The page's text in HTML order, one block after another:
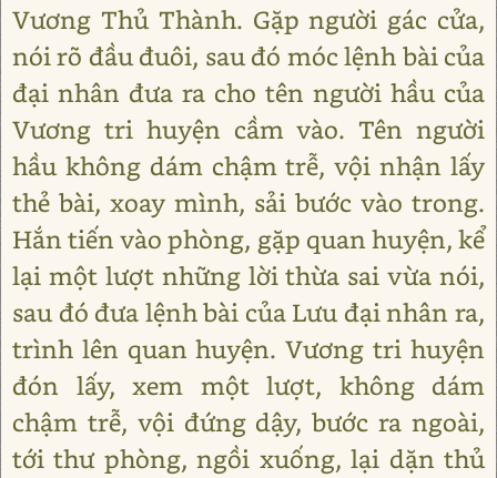
Vương Thủ Thành. Gặp người gác cửa,
nói rõ đầu đuôi, sau đó móc lệnh bài của
đại nhân đưa ra cho tên người hầu của
Vương tri huyện cầm vào. Tên người
hầu không dám chậm trễ, vội nhận lấy
thẻ bài, xoay mình, sải bước vào trong.
Hắn tiến vào phòng, gặp quan huyện, kể
lại một lượt những lời thừa sai vừa nói,
sau đó đưa lệnh bài của Lưu đại nhân ra,
trình lên quan huyện. Vương tri huyện
đón lấy, xem một lượt, không dám
chậm trễ, vội đứng dậy, bước ra ngoài,
tới thư phòng, ngồi xuống, lại dặn thủ